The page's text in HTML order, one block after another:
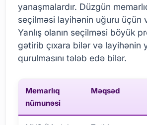
yanaşmalardır. Düzgün
seçilməsi layihənin uğuru üçün
Yanlış olanın seçilməsi böyük
gətirib çıxara bilər və layihənin
qurulmasını tələb edə bilər.
Memarlıq
nümunəsi
Məqsəd